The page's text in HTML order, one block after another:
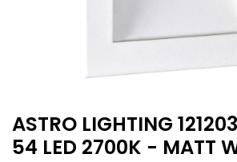
ASTRO LIGHTING
54 LED 2700K - MATT